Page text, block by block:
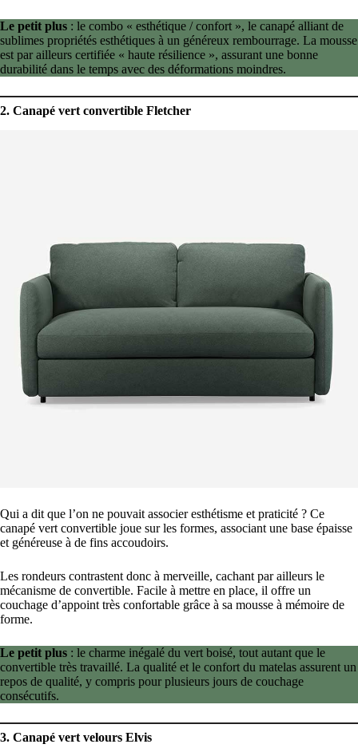
Le petit plus : le combo « esthétique / confort », le canapé alliant de
sublimes propriétés esthétiques à un généreux rembourrage. La mousse
est par ailleurs certifiée « haute résilience », assurant une bonne
durabilité dans le temps avec des déformations moindres.
2. Canapé vert convertible Fletcher
Qui a dit que l’on ne pouvait associer esthétisme et praticité ? Ce
canapé vert convertible joue sur les formes, associant une base épaisse
et généreuse à de fins accoudoirs.
Les rondeurs contrastent donc à merveille, cachant par ailleurs le
mécanisme de convertible. Facile à mettre en place, il offre un
couchage d’appoint très confortable grâce à sa mousse à mémoire de
forme.
Le petit plus : le charme inégalé du vert boisé, tout autant que le
convertible très travaillé. La qualité et le confort du matelas assurent un
repos de qualité, y compris pour plusieurs jours de couchage
consécutifs.
3. Canapé vert velours Elvis